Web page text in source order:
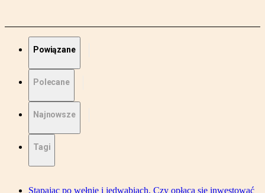
Powiązane
Polecane
Najnowsze
Tagi
Stąpając po wełnie i jedwabiach. Czy opłaca się inwestować